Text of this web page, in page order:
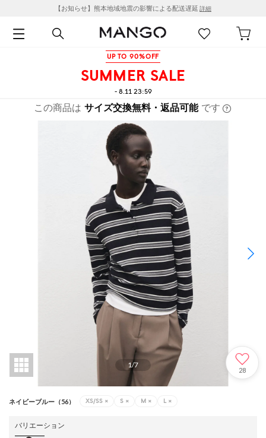
【お知らせ】熊本地域地震の影響による配送遅延 詳細
UP TO 90%OFF
SUMMER SALE
- 8.11 23:59
この商品は サイズ交換無料・返品可能 です
1/7
28
ネイビーブルー（56） XS/SS × S × M × L ×
バリエーション